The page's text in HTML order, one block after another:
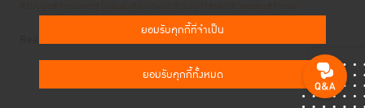
ยอมรับคุกกี้ที่จำเป็น
ยอมรับคุกกี้ทั้งหมด
Read More